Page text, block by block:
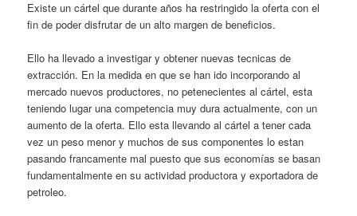
Existe un cártel que durante años ha restringido la oferta con el
fin de poder disfrutar de un alto margen de beneficios.
Ello ha llevado a investigar y obtener nuevas tecnicas de
extracción. En la medida en que se han ido incorporando al
mercado nuevos productores, no petenecientes al cártel, esta
teniendo lugar una competencia muy dura actualmente, con un
aumento de la oferta. Ello esta llevando al cártel a tener cada
vez un peso menor y muchos de sus componentes lo estan
pasando francamente mal puesto que sus economías se basan
fundamentalmente en su actividad productora y exportadora de
petroleo.